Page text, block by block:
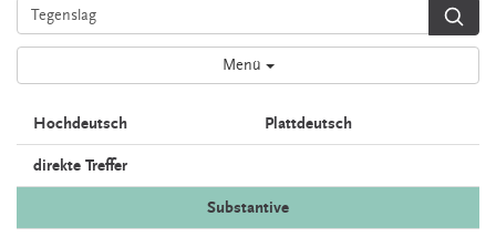
Menü
Hochdeutsch Plattdeutsch
direkte Treffer
Substantive